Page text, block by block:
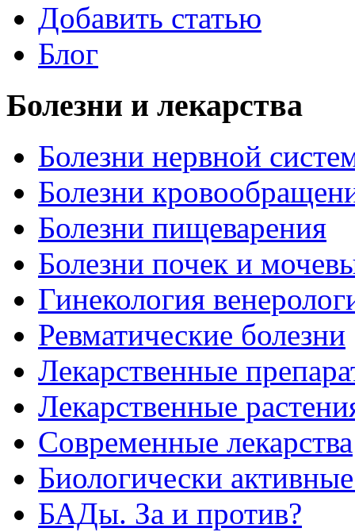
Добавить статью
Блог
Болезни и лекарства
Болезни нервной
Болезни
Болезни пищеварения
Болезни почек и
Гинекология
Ревматические болезни
Лекарственные
Лекарственные
Современные лекарства
Биологически
БАДы. За и против?